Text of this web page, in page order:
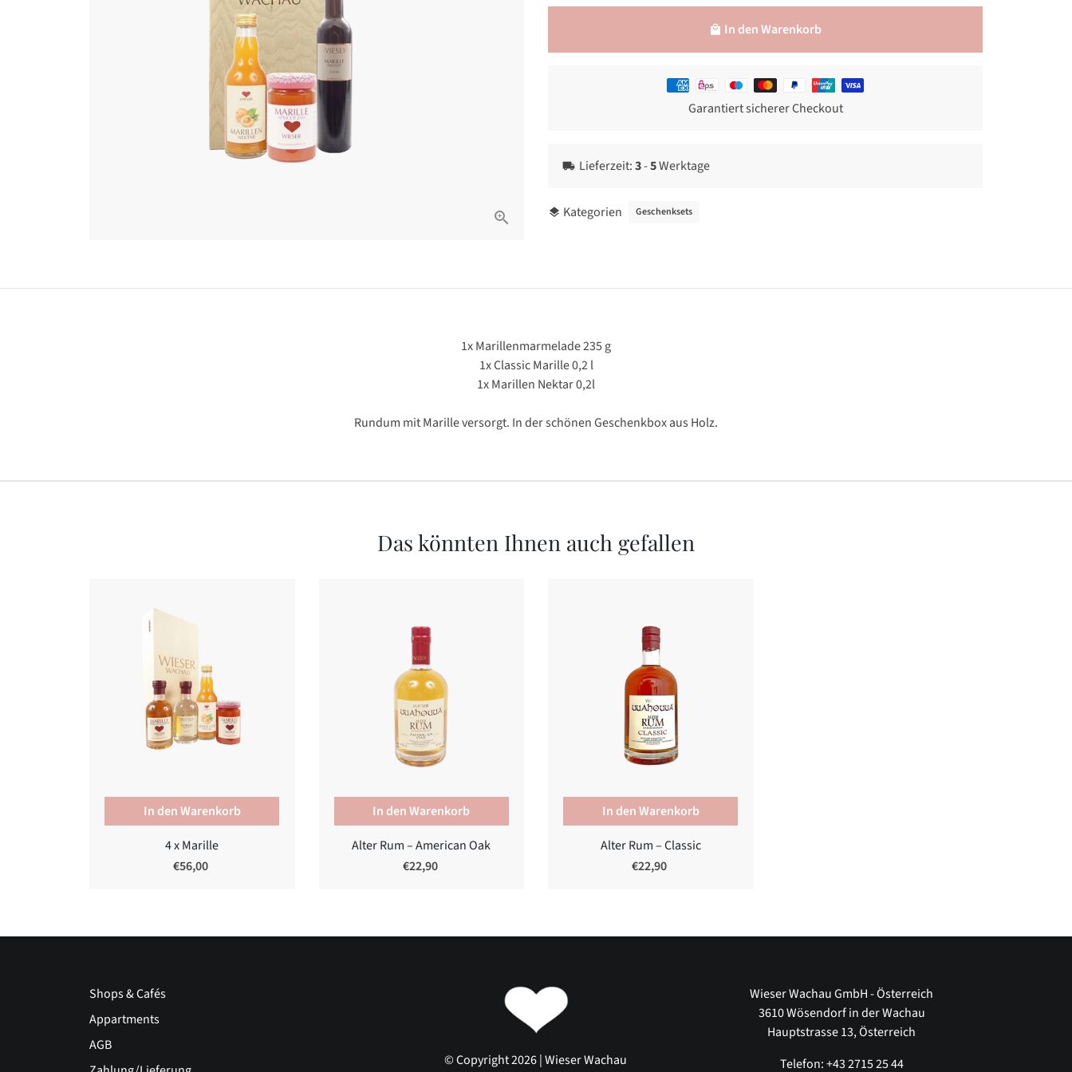
local_mall In den Warenkorb
Garantiert sicherer Checkout
Zahlungsmethoden
local_shipping Lieferzeit:3-5Werktage
layers Kategorien Geschenksets
1x Marillenmarmelade 235 g
1x Classic Marille 0,2 l
1x Marillen Nektar 0,2l
Rundum mit Marille versorgt. In der schönen Geschenkbox aus Holz.
Das könnten Ihnen auch gefallen
In den Warenkorb
4 x Marille
€56,00
Alter Rum – American Oak
€22,90
Alter Rum – Classic
€22,90
Shops & Cafés
Appartments
AGB
© Copyright 2026 | Wieser Wachau
Wieser Wachau GmbH - Österreich
3610 Wösendorf in der Wachau
Hauptstrasse 13, Österreich
Telefon: +43 2715 25 44